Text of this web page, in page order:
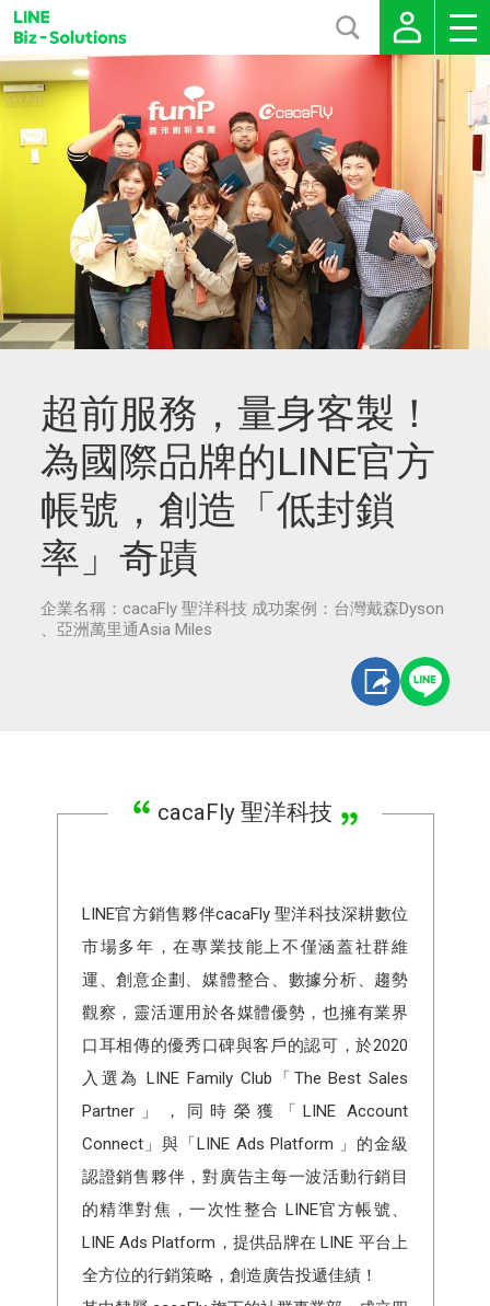
超前服務，量身客製！
為國際品牌的LINE官方
帳號，創造「低封鎖
率」奇蹟
企業名稱：cacaFly 聖洋科技 成功案例：台灣戴森Dyson
、亞洲萬里通Asia Miles
cacaFly 聖洋科技
LINE官方銷售夥伴cacaFly 聖洋科技深耕數位
市場多年，在專業技能上不僅涵蓋社群維
運、創意企劃、媒體整合、數據分析、趨勢
觀察，靈活運用於各媒體優勢，也擁有業界
口耳相傳的優秀口碑與客戶的認可，於2020
入選為 LINE Family Club「The Best Sales
Partner」，同時榮獲「LINE Account
Connect」與「LINE Ads Platform 」的金級
認證銷售夥伴，對廣告主每一波活動行銷目
的精準對焦，一次性整合 LINE官方帳號、
LINE Ads Platform，提供品牌在 LINE 平台上
全方位的行銷策略，創造廣告投遞佳績！